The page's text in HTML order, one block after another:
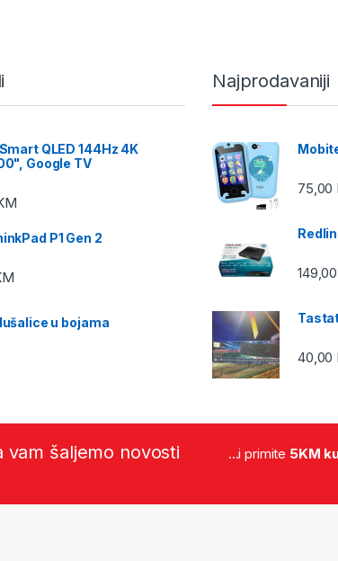
QLED 144Hz 4K
Google TV
P1 Gen 2
u bojama
Najprodavaniji
75,00
149,00
40,00
vam šaljemo novosti ...i primite 5KM